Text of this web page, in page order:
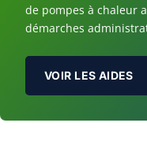
de pompes à chaleur
démarches
VOIR LES AIDES